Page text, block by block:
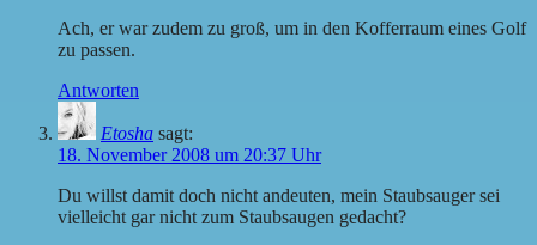
Ach, er war zudem zu groß, um in den Kofferraum eines Golf
zu passen.
Antworten
Etosha sagt:
18. November 2008 um 20:37 Uhr
Du willst damit doch nicht andeuten, mein Staubsauger sei
vielleicht gar nicht zum Staubsaugen gedacht?